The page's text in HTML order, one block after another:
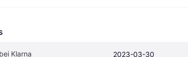
Klarna 2023-03-30